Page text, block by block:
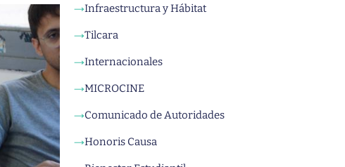
→Infraestructura y Hábitat
→Tilcara
→Internacionales
→MICROCINE
→Comunicado de Autoridades
→Honoris Causa